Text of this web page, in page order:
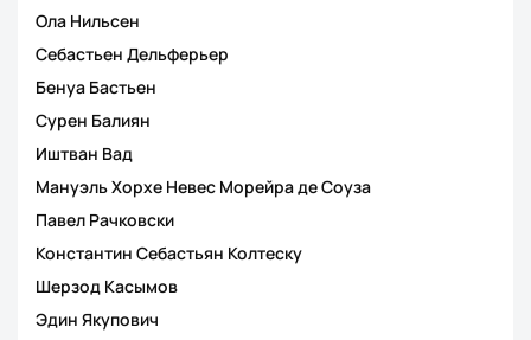
Ола Нильсен
Себастьен Дельферьер
Бенуа Бастьен
Сурен Балиян
Иштван Вад
Мануэль Хорхе Невес Морейра де Соуза
Павел Рачковски
Константин Себастьян Колтеску
Шерзод Касымов
Эдин Якупович